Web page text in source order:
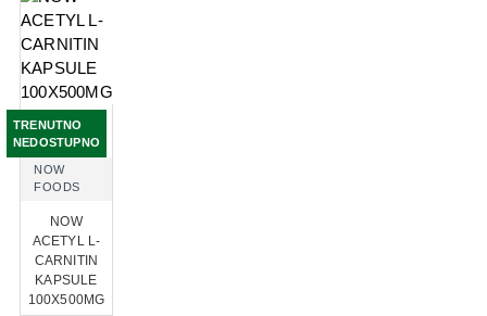
TRENUTNO
NEDOSTUPNO
NOW
FOODS
NOW
ACETYL L-
CARNITIN
KAPSULE
100X500MG